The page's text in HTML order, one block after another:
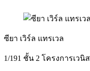
ซียา เวิร์ล แทรเวล
1/191 ชั้น 2 โครงการเว